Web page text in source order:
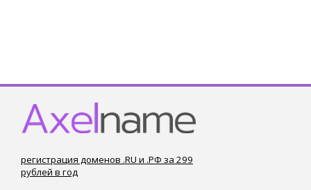
регистрация доменов .RU и .РФ за 299
рублей в год